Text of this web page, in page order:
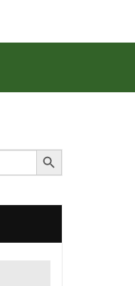
Search Button